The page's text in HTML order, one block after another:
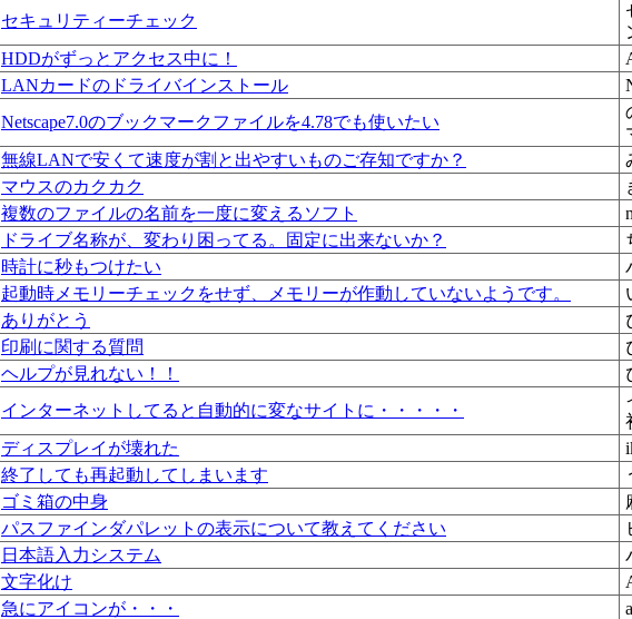
セキュリティーチェック
HDDがずっとアクセス中に！
LANカードのドライバインストール
Netscape7.0のブックマークファイルを4.78でも使いたい
無線LANで安くて速度が割と出やすいものご存知ですか？
マウスのカクカク
複数のファイルの名前を一度に変えるソフト
ドライブ名称が、変わり困ってる。固定に出来ないか？
時計に秒もつけたい
起動時メモリーチェックをせず、メモリーが作動していないようです。
ありがとう
印刷に関する質問
ヘルプが見れない！！
インターネットしてると自動的に変なサイトに・・・・・
ディスプレイが壊れた
終了しても再起動してしまいます
ゴミ箱の中身
パスファインダパレットの表示について教えてください
日本語入力システム
文字化け
急にアイコンが・・・